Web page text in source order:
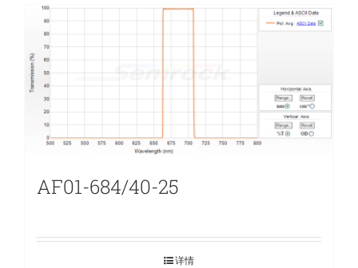
AF01-684/40-25
详情